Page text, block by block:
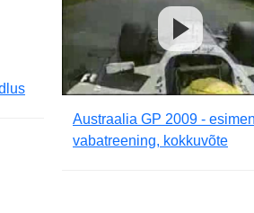
Austraalia GP 2009 -
vabatreening, kokkuvõte